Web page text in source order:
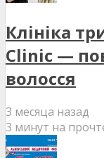
Клініка
Clinic —
волосся
3 месяца назад
3 минут на